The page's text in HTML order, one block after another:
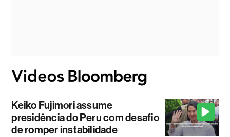
Keiko Fujimori assume
presidência do Peru com desafio
de romper instabilidade